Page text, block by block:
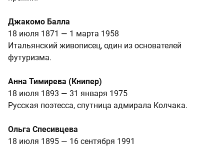
Джакомо Балла
18 июля 1871 — 1 марта 1958
Итальянский живописец, один из основателей
футуризма.
Анна Тимирева (Книпер)
18 июля 1893 — 31 января 1975
Русская поэтесса, спутница адмирала Колчака.
Ольга Спесивцева
18 июля 1895 — 16 сентября 1991